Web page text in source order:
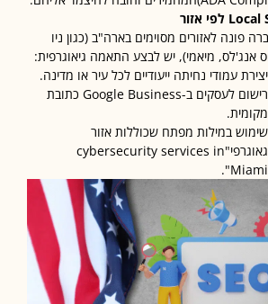
אזור
מסוימים בארה"ב (כגון ניו
מיאמי), יש לבצע התאמה גיאוגרפית:
נחיתה ייעודיים לכל עיר או מדינה.
רישום לעסקים ב-Google Business כתובת
מפתח שכוללות אזור
גאוגרפי"cybersecurity services in